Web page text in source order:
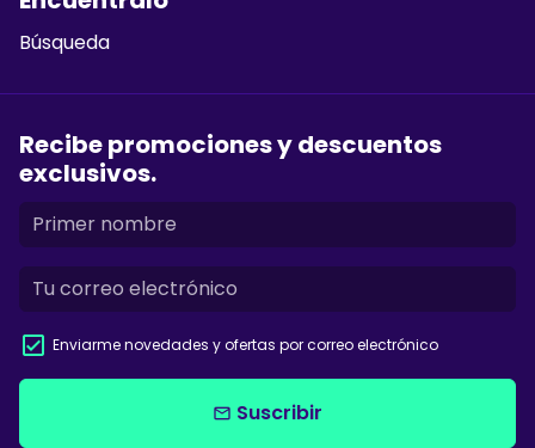
Búsqueda
Recibe promociones y descuentos
exclusivos.
Enviarme novedades y ofertas por correo electrónico
email Suscribir